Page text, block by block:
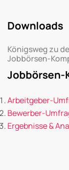
Downloads
Königsweg zu
Jobbörsen-
Jobbörsen-
Arbeitgeber-
Bewerber-
Ergebnisse &